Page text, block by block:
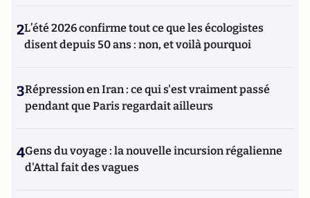
2L’été 2026 confirme tout ce que les écologistes
disent depuis 50 ans : non, et voilà pourquoi
3Répression en Iran : ce qui s'est vraiment passé
pendant que Paris regardait ailleurs
4Gens du voyage : la nouvelle incursion régalienne
d'Attal fait des vagues